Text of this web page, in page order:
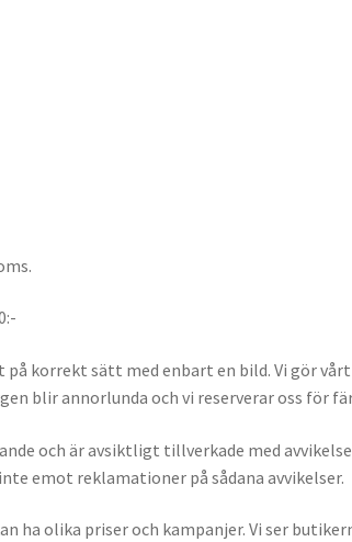
korrekt sätt med enbart en bild. Vi gör
blir annorlunda och vi reserverar oss för
och är avsiktligt tillverkade med
emot reklamationer på sådana avvikelser.
ha olika priser och kampanjer. Vi ser